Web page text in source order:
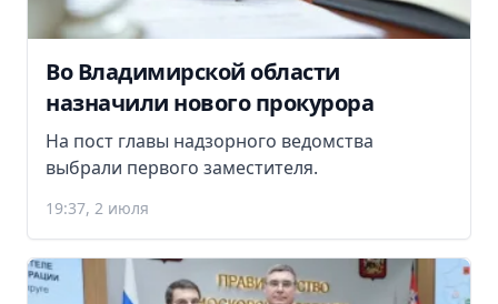
Во Владимирской области
назначили нового прокурора
На пост главы надзорного ведомства
выбрали первого заместителя.
19:37, 2 июля